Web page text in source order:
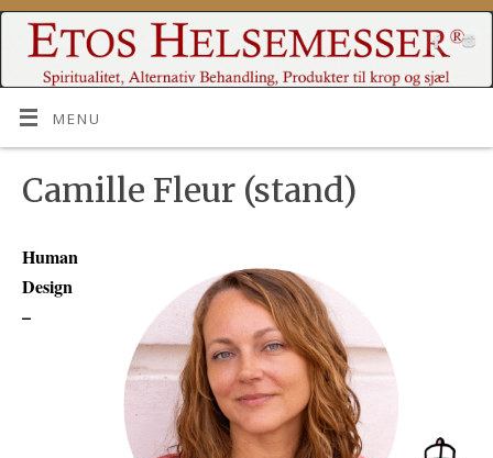
MENU
Camille Fleur (stand)
Human
Design
–